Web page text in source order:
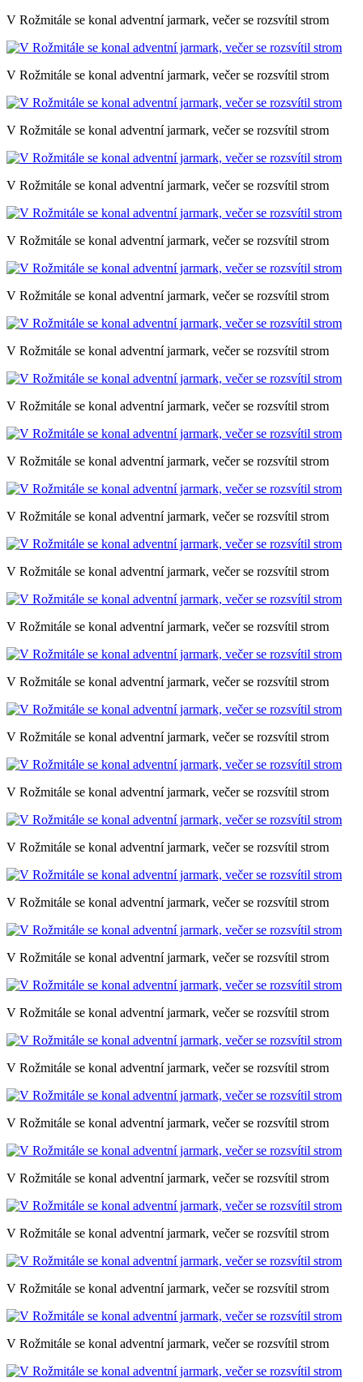
V Rožmitále se konal adventní jarmark, večer se rozsvítil strom
V Rožmitále se konal adventní jarmark, večer se rozsvítil strom
V Rožmitále se konal adventní jarmark, večer se rozsvítil strom
V Rožmitále se konal adventní jarmark, večer se rozsvítil strom
V Rožmitále se konal adventní jarmark, večer se rozsvítil strom
V Rožmitále se konal adventní jarmark, večer se rozsvítil strom
V Rožmitále se konal adventní jarmark, večer se rozsvítil strom
V Rožmitále se konal adventní jarmark, večer se rozsvítil strom
V Rožmitále se konal adventní jarmark, večer se rozsvítil strom
V Rožmitále se konal adventní jarmark, večer se rozsvítil strom
V Rožmitále se konal adventní jarmark, večer se rozsvítil strom
V Rožmitále se konal adventní jarmark, večer se rozsvítil strom
V Rožmitále se konal adventní jarmark, večer se rozsvítil strom
V Rožmitále se konal adventní jarmark, večer se rozsvítil strom
V Rožmitále se konal adventní jarmark, večer se rozsvítil strom
V Rožmitále se konal adventní jarmark, večer se rozsvítil strom
V Rožmitále se konal adventní jarmark, večer se rozsvítil strom
V Rožmitále se konal adventní jarmark, večer se rozsvítil strom
V Rožmitále se konal adventní jarmark, večer se rozsvítil strom
V Rožmitále se konal adventní jarmark, večer se rozsvítil strom
V Rožmitále se konal adventní jarmark, večer se rozsvítil strom
V Rožmitále se konal adventní jarmark, večer se rozsvítil strom
V Rožmitále se konal adventní jarmark, večer se rozsvítil strom
V Rožmitále se konal adventní jarmark, večer se rozsvítil strom
V Rožmitále se konal adventní jarmark, večer se rozsvítil strom